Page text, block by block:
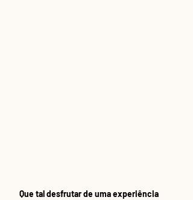
Que tal desfrutar de uma experiência